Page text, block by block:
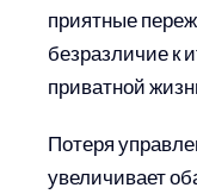
приятные
безразличие к
приватной
Потеря
увеличивает